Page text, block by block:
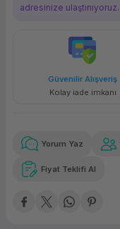
adresinize ulaştırııyoruz.
Güvenilir Alışveriş
Kolay iade imkanı
Yorum Yaz
Fiyat Teklifi Al